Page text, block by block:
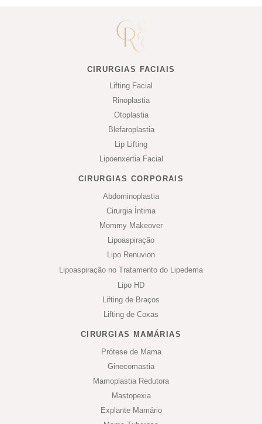
CIRURGIAS FACIAIS
Lifting Facial
Rinoplastia
Otoplastia
Blefaroplastia
Lip Lifting
Lipoenxertia Facial
CIRURGIAS CORPORAIS
Abdominoplastia
Cirurgia Íntima
Mommy Makeover
Lipoaspiração
Lipo Renuvion
Lipoaspiração no Tratamento do Lipedema
Lipo HD
Lifting de Braços
Lifting de Coxas
CIRURGIAS MAMÁRIAS
Prótese de Mama
Ginecomastia
Mamoplastia Redutora
Mastopexia
Explante Mamário